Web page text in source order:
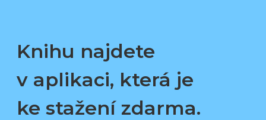
Knihu najdete
v aplikaci, která je
ke stažení zdarma.